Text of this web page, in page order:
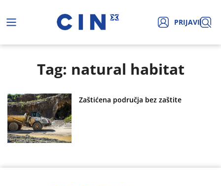
PRIJAVI
Tag: natural habitat
Zaštićena područja bez zaštite